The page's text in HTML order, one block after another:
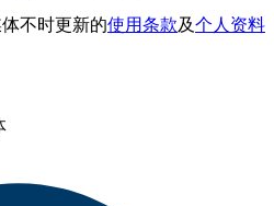
不时更新的使用条款及个人资料